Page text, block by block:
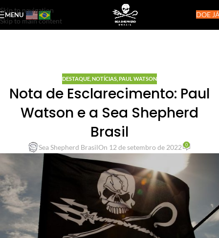
Skip to navigation
Skip to main content
MENU DOE
DESTAQUE NOTÍCIAS PAUL WATSON
Nota de Esclarecimento: Paul
Watson e a Sea Shepherd
Brasil
Sea Shepherd BrasilOn 12 de setembro de 2022 0